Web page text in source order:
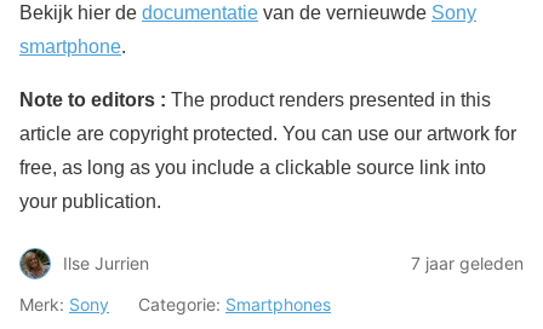
Bekijk hier de documentatie van de vernieuwde Sony
smartphone.
Note to editors : The product renders presented in this
article are copyright protected. You can use our artwork for
free, as long as you include a clickable source link into
your publication.
Ilse Jurrien
7 jaar geleden
Merk: Sony Categorie: Smartphones